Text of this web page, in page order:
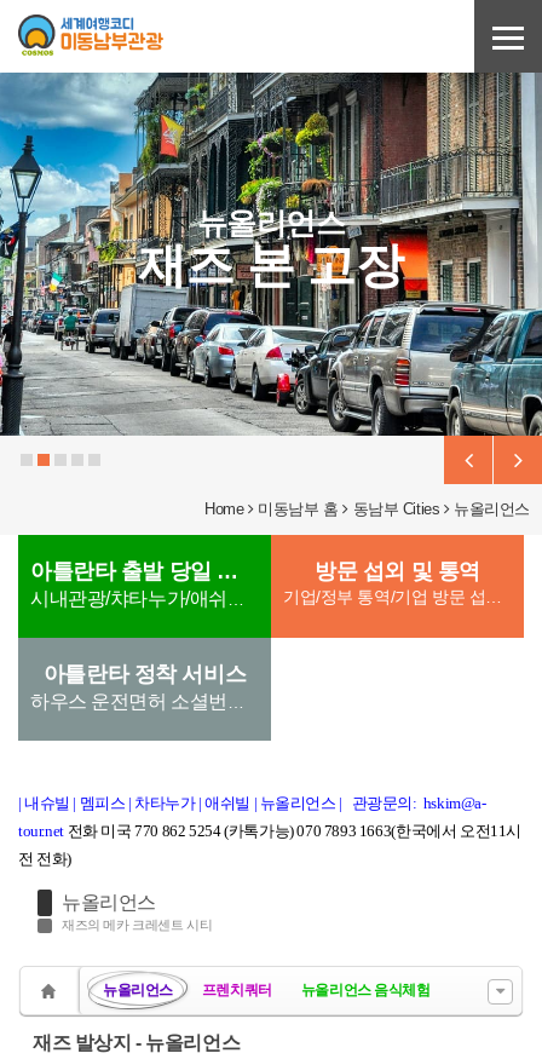
뉴올리언스
재즈 본 고장
Home 미동남부 홈 동남부 Cities 뉴올리언스
아틀란타 출발 당일 관광 방문 섭외 및 통역
아틀란타 정착 서비스
| 내슈빌 | 멤피스 | 차타누가|애쉬빌 | 뉴올리언스 | 관광문의: hskim@a-
tour.net 전화 미국 770 862 5254 (카톡가능) 070 7893 1663(한국에서 오전11시
전 전화)
뉴올리언스
재즈의 메카 크레센트 시티
뉴올리언스 프렌치쿼터 뉴올리언스 음식체험
재즈 발상지 - 뉴올리언스